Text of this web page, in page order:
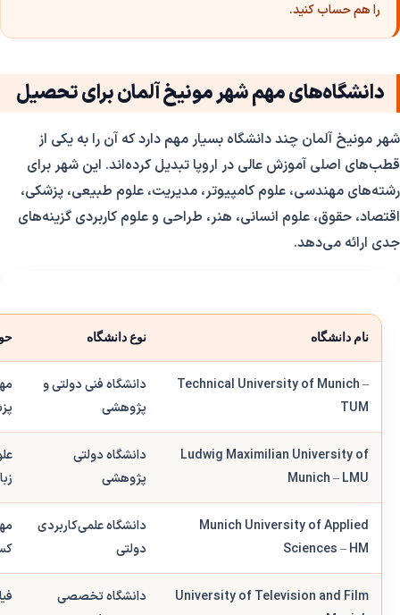
را هم حساب کنید.
دانشگاه‌های مهم شهر مونیخ آلمان برای تحصیل
شهر مونیخ آلمان چند دانشگاه بسیار مهم دارد که آن را به یکی از
قطب‌های اصلی آموزش عالی در اروپا تبدیل کرده‌اند. این شهر برای
رشته‌های مهندسی، علوم کامپیوتر، مدیریت، علوم طبیعی، پزشکی،
اقتصاد، حقوق، علوم انسانی، هنر، طراحی و علوم کاربردی گزینه‌های
جدی ارائه می‌دهد.
نام دانشگاه نوع دانشگاه
Technical University of Munich –
TUM
دانشگاه فنی دولتی و
پژوهشی
Ludwig Maximilian University of
Munich – LMU
دانشگاه دولتی
پژوهشی
Munich University of Applied
Sciences – HM
دانشگاه علمی‌کاربردی
دولتی
University of Television and Film
دانشگاه تخصصی